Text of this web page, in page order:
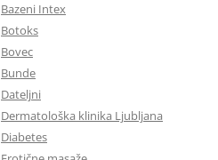
Bazeni Intex
Botoks
Bovec
Bunde
Dateljni
Dermatološka klinika Ljubljana
Diabetes